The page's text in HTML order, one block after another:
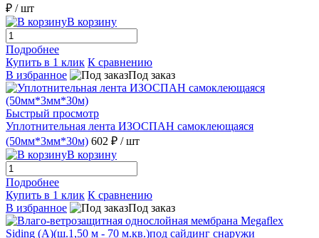
₽ / шт
В корзину
Подробнее
Купить в 1 клик К сравнению
В избранное
Под заказ
Быстрый просмотр
Уплотнительная лента ИЗОСПАН самоклеющаяся
(50мм*3мм*30м) 602 ₽ / шт
В корзину
Подробнее
Купить в 1 клик К сравнению
В избранное
Под заказ